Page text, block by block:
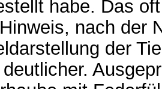
habe. Das
nach der
der